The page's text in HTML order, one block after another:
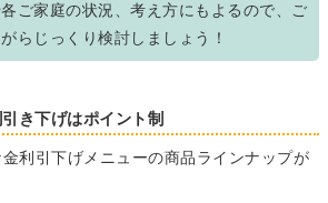
ご家庭の状況、考え方にもよるので、ご
らじっくり検討しましょう！
き下げはポイント制
利引下げメニューの商品ラインナップが